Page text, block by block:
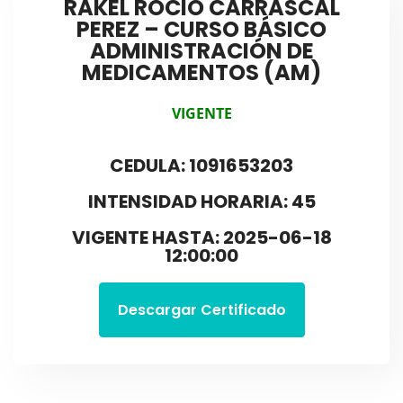
RAKEL ROCIO CARRASCAL
PEREZ – CURSO BÁSICO
ADMINISTRACIÓN DE
MEDICAMENTOS (AM)
VIGENTE
CEDULA: 1091653203
INTENSIDAD HORARIA: 45
VIGENTE HASTA: 2025-06-18
12:00:00
Descargar Certificado